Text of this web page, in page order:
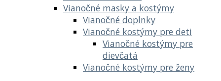
Vianočné masky a kostýmy
Vianočné doplnky
Vianočné kostýmy pre deti
Vianočné kostýmy pre
dievčatá
Vianočné kostýmy pre ženy